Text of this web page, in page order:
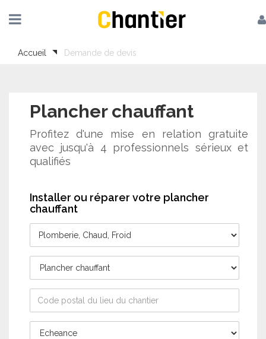
Accueil Demande de devis
Plancher chauffant
Profitez d'une mise en relation gratuite
avec jusqu'à 4 professionnels sérieux et
qualifiés
Installer ou réparer votre plancher
chauffant